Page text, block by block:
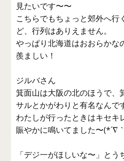
見たいです〜〜
こちらでもちょっと郊外へ行
ど、行列はありえません。
やっぱり北海道はおおらかな
羨ましい！
ジルバさん
箕面山は大阪の北のほうで、
サルとかがわりと有名なんで
わたしが行ったときはキセキ
賑やかに鳴いてました〜(*´∇
「デジ一がほしいな〜」と